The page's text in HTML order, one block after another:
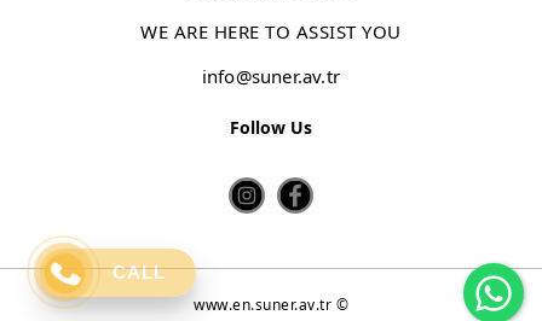
CALL
WE ARE HERE TO ASSIST YOU
info@suner.av.tr
Follow Us
www.en.suner.av.tr ©